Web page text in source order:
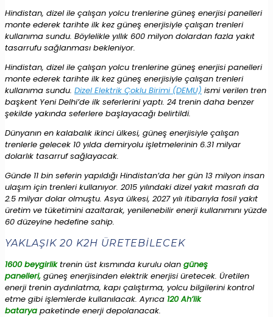
Hindistan, dizel ile çalışan yolcu trenlerine güneş enerjisi panelleri
monte ederek tarihte ilk kez güneş enerjisiyle çalışan trenleri
kullanıma sundu. Böylelikle yıllık 600 milyon dolardan fazla yakıt
tasarrufu sağlanması bekleniyor.
Hindistan, dizel ile çalışan yolcu trenlerine güneş enerjisi panelleri
monte ederek tarihte ilk kez güneş enerjisiyle çalışan trenleri
kullanıma sundu. Dizel Elektrik Çoklu Birimi (DEMU) ismi verilen tren
başkent Yeni Delhi’de ilk seferlerini yaptı. 24 trenin daha benzer
şekilde yakında seferlere başlayacağı belirtildi.
Dünyanın en kalabalık ikinci ülkesi, güneş enerjisiyle çalışan
trenlerle gelecek 10 yılda demiryolu işletmelerinin 6.31 milyar
dolarlık tasarruf sağlayacak.
Günde 11 bin seferin yapıldığı Hindistan’da her gün 13 milyon insan
ulaşım için trenleri kullanıyor. 2015 yılındaki dizel yakıt masrafı da
2.5 milyar dolar olmuştu. Asya ülkesi, 2027 yılı itibarıyla fosil yakıt
üretim ve tüketimini azaltarak, yenilenebilir enerji kullanımını yüzde
60 düzeyine hedefine sahip.
YAKLAŞIK 20 K2H ÜRETEBİLECEK
1600 beygirliktrenin üst kısmında kurulu olan güneş
panelleri, güneş enerjisinden elektrik enerjisi üretecek. Üretilen
enerji trenin aydınlatma, kapı çalıştırma, yolcu bilgilerini kontrol
etme gibi işlemlerde kullanılacak. Ayrıca 120 Ah’lik
batarya paketinde enerji depolanacak.